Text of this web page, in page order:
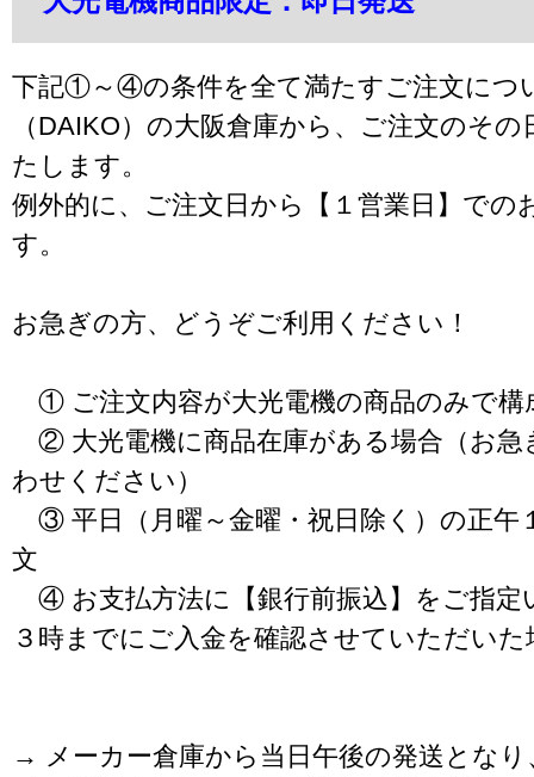
下記①～④の条件を全て満たすご注文につ
（DAIKO）の大阪倉庫から、ご注文のそ
たします。
例外的に、ご注文日から【１営業日】での
す。
お急ぎの方、どうぞご利用ください！
① ご注文内容が大光電機の商品のみで構
② 大光電機に商品在庫がある場合（お急
わせください）
③ 平日（月曜～金曜・祝日除く）の正午
文
④ お支払方法に【銀行前振込】をご指定
３時までにご入金を確認させていただいた
→ メーカー倉庫から当日午後の発送となり